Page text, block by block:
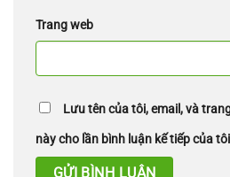
Trang web
Lưu tên của tôi, email, và
này cho lần bình luận kế tiếp của